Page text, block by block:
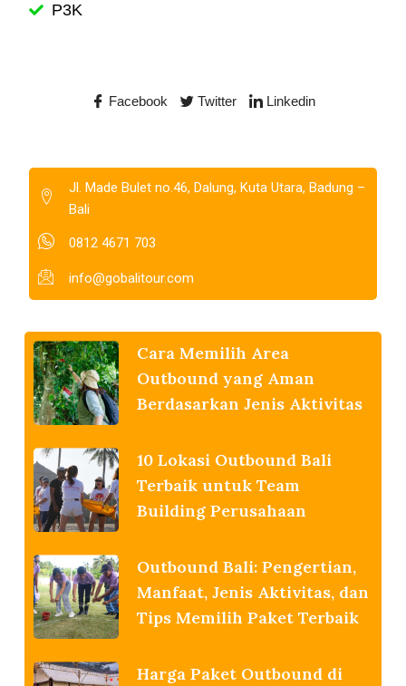
P3K
Facebook Twitter Linkedin
Jl. Made Bulet no.46, Dalung, Kuta Utara, Badung –
Bali
0812 4671 703
info@gobalitour.com
Cara Memilih Area
Outbound yang Aman
Berdasarkan Jenis Aktivitas
10 Lokasi Outbound Bali
Terbaik untuk Team
Building Perusahaan
Outbound Bali: Pengertian,
Manfaat, Jenis Aktivitas, dan
Tips Memilih Paket Terbaik
Harga Paket Outbound di